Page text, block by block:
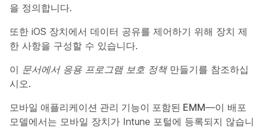
을 정의합니다.
또한 iOS 장치에서 데이터 공유를 제어하기 위해 장치 제
한 사항을 구성할 수 있습니다.
이 문서에서 응용 프로그램 보호 정책만들기를 참조하십
시오.
모바일 애플리케이션 관리 기능이 포함된 EMM—이 배포
모델에서는 모바일 장치가 Intune 포털에 등록되지 않습니